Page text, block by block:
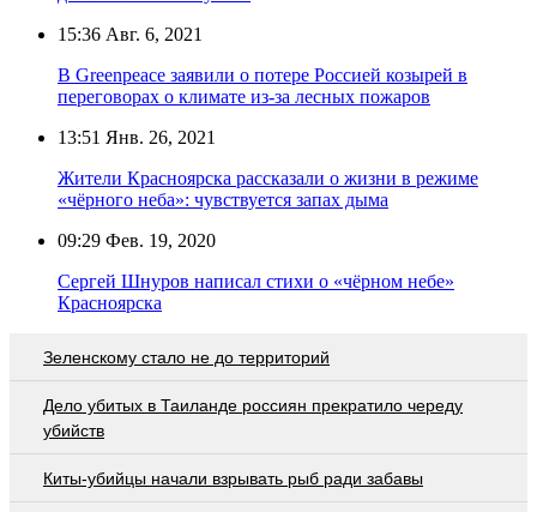
15:36 Авг. 6, 2021
В Greenpeace заявили о потере Россией козырей в
переговорах о климате из-за лесных пожаров
13:51 Янв. 26, 2021
Жители Красноярска рассказали о жизни в режиме
«чёрного неба»: чувствуется запах дыма
09:29 Фев. 19, 2020
Сергей Шнуров написал стихи о «чёрном небе»
Красноярска
Зеленскому стало не до территорий
Дело убитых в Таиланде россиян прекратило череду
убийств
Киты-убийцы начали взрывать рыб ради забавы